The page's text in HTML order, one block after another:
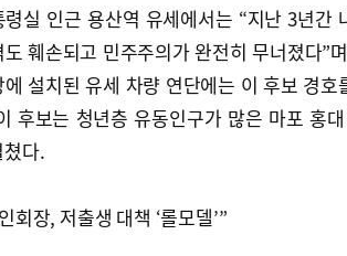
령실 인근 용산역 유세에서는 “지난 3년간
훼손되고 민주주의가 완전히 무너졌다”
에 설치된 유세 차량 연단에는 이 후보 경
후보는 청년층 유동인구가 많은 마포 홍
다.
회장, 저출생 대책 ‘롤모델’”